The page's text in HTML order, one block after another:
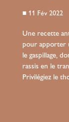
■ 11 Fév 2022
Une recette
pour apporter
le gaspillage,
rassis en le
Privilégiez le